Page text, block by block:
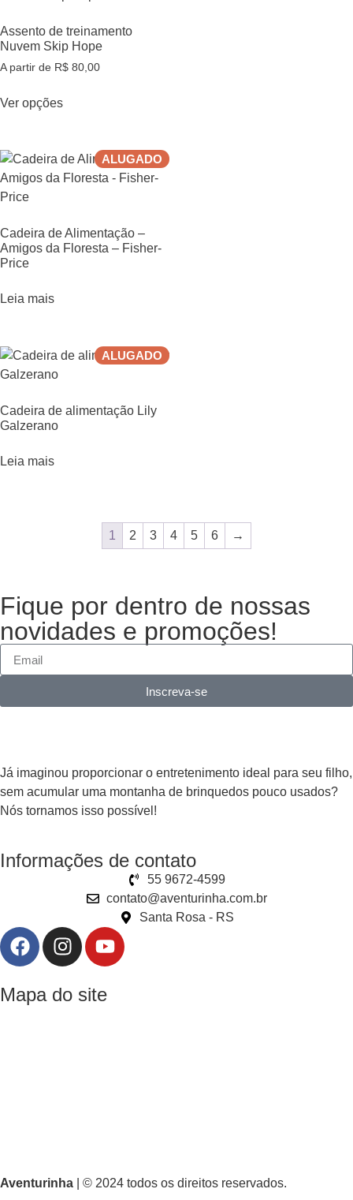
Assento de treinamento
Nuvem Skip Hope
A partir de R$ 80,00
Ver opções
ALUGADO
Cadeira de Alimentação –
Amigos da Floresta – Fisher-
Price
Leia mais
ALUGADO
Cadeira de alimentação Lily
Galzerano
Leia mais
1 2 3 4 5 6 →
Fique por dentro de nossas
novidades e promoções!
Inscreva-se
Já imaginou proporcionar o entretenimento ideal para seu filho,
sem acumular uma montanha de brinquedos pouco usados?
Nós tornamos isso possível!
Informações de contato
55 9672-4599
contato@aventurinha.com.br
Santa Rosa - RS
Mapa do site
Aventurinha | © 2024 todos os direitos reservados.